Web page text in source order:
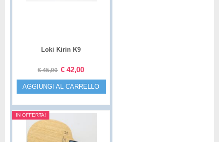
Loki Kirin K9
€45,00 € 42,00
AGGIUNGI AL CARRELLO
IN OFFERTA!